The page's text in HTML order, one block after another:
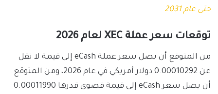
حتى عام 2031
توقعات سعر عملة XEC لعام 2026
من المتوقع أن يصل سعر عملة eCash إلى قيمة لا تقل
عن 0.00010292 دولار أمريكي في عام 2026، ومن المتوقع
أن يصل سعر eCash إلى قيمة قصوى قدرها 0.00011990